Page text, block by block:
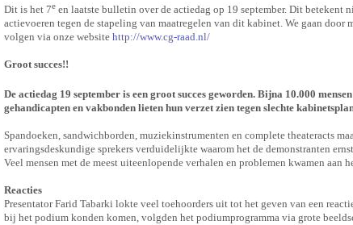
Dit is het 7een laatste bulletin over de actiedag op 19 september. Dit betekent
actievoeren tegen de stapeling van maatregelen van dit kabinet. We gaan door
volgen via onze website http://www.cg-raad.nl/
Groot succes!!
De actiedag 19 september is een groot succes geworden. Bijna 10.000
gehandicapten en vakbonden lieten hun verzet zien tegen slechte
Spandoeken, sandwichborden, muziekinstrumenten en complete theateracts
ervaringsdeskundige sprekers verduidelijkte waarom het de demonstranten
Veel mensen met de meest uiteenlopende verhalen en problemen kwamen aan
Reacties
Presentator Farid Tabarki lokte veel toehoorders uit tot het geven van een
bij het podium konden komen, volgden het podiumprogramma via grote